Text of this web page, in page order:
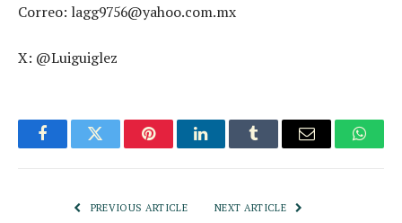
Correo: lagg9756@yahoo.com.mx
X: @Luiguiglez
FacebookTwitter PinterestLinkedInTumblr Email
PREVIOUS ARTICLE NEXT ARTICLE